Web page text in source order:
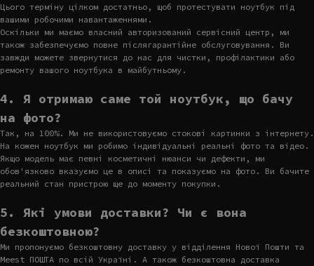
Цього терміну цілком достатньо, щоб протестувати ноутбук під
вашими робочими навантаженнями.
Оскільки ми маємо власний авторизований сервісний центр, ми
також забезпечуємо повне післягарантійне обслуговування. Ви
завжди можете звернутися до нас для чистки, профілактики або
ремонту вашого ноутбука в майбутньому.
4. Я отримаю саме той ноутбук, що бачу
на фото?
Так, на 100%. Ми не використовуємо стокові картинки з інтернету.
На кожен ноутбук ми робимо індивідуальні реальні фото та відео.
Якщо модель має певні косметичні нюанси чи дефекти, ми
обов'язково вказуємо це в описі та показуємо на фото. Ви бачите
реальний стан пристрою ще до моменту покупки.
5. Які умови доставки? Чи є вона
безкоштовною?
Ми пропонуємо безкоштовну доставку у відділення Нової Пошти та
Meest ПОШТА по всій Україні. А також безкоштовна доставка